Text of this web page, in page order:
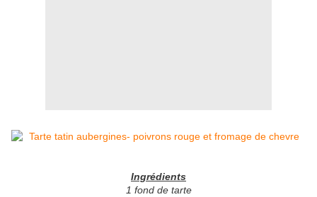
Ingrédients
1 fond de tarte